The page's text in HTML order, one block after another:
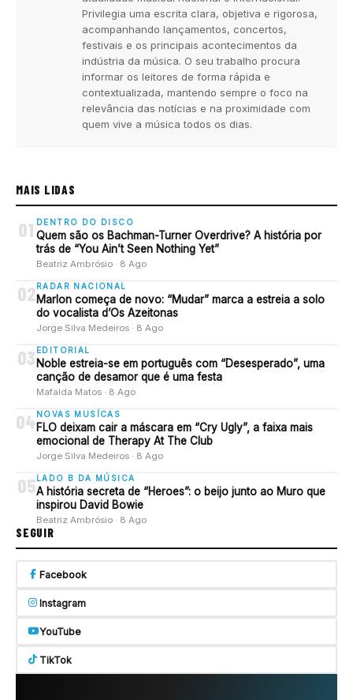
Privilegia uma escrita clara, objetiva e rigorosa,
acompanhando lançamentos, concertos,
festivais e os principais acontecimentos da
indústria da música. O seu trabalho procura
informar os leitores de forma rápida e
contextualizada, mantendo sempre o foco na
relevância das notícias e na proximidade com
quem vive a música todos os dias.
MAIS LIDAS
01 DENTRO DO DISCO
Quem são os Bachman-Turner Overdrive? A história por
trás de “You Ain’t Seen Nothing Yet”
Beatriz Ambrósio · 8 Ago
02 RADAR NACIONAL
Marlon começa de novo: “Mudar” marca a estreia a solo
do vocalista d’Os Azeitonas
Jorge Silva Medeiros · 8 Ago
03 EDITORIAL
Noble estreia-se em português com “Desesperado”, uma
canção de desamor que é uma festa
Mafalda Matos · 8 Ago
04 NOVAS MUSÍCAS
FLO deixam cair a máscara em “Cry Ugly”, a faixa mais
emocional de Therapy At The Club
Jorge Silva Medeiros · 8 Ago
05 LADO B DA MÚSICA
A história secreta de “Heroes”: o beijo junto ao Muro que
inspirou David Bowie
Beatriz Ambrósio · 8 Ago
SEGUIR
Facebook
Instagram
YouTube
TikTok